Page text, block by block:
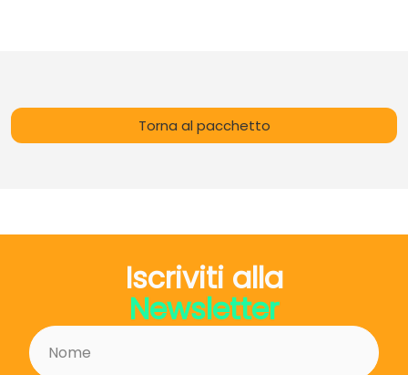
Torna al pacchetto
Iscriviti alla
Newsletter